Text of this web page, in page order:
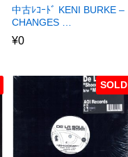
中古ﾚｺｰﾄﾞ KENI BURKE –
CHANGES …
¥0
SOLD